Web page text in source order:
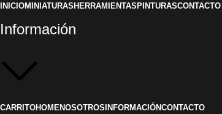
INICIOMINIATURAS HERRAMIENTAS PINTURASCONTACTO
Información
CARRITOHOME NOSOTROS INFORMACIÓNCONTACTO